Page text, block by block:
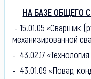
НА БАЗЕ ОБЩЕГО
- 15.01.05 «Сварщик
механизированной
- 43.02.17
- 43.01.09 «Повар,